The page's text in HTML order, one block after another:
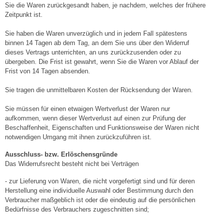
Sie die Waren zurückgesandt haben, je nachdem, welches der frühere
Zeitpunkt ist.
Sie haben die Waren unverzüglich und in jedem Fall spätestens
binnen 14 Tagen ab dem Tag, an dem Sie uns über den Widerruf
dieses Vertrags unterrichten, an uns zurückzusenden oder zu
übergeben. Die Frist ist gewahrt, wenn Sie die Waren vor Ablauf der
Frist von 14 Tagen absenden.
Sie tragen die unmittelbaren Kosten der Rücksendung der Waren.
Sie müssen für einen etwaigen Wertverlust der Waren nur
aufkommen, wenn dieser Wertverlust auf einen zur Prüfung der
Beschaffenheit, Eigenschaften und Funktionsweise der Waren nicht
notwendigen Umgang mit ihnen zurückzuführen ist.
Ausschluss- bzw. Erlöschensgründe
Das Widerrufsrecht besteht nicht bei Verträgen
- zur Lieferung von Waren, die nicht vorgefertigt sind und für deren
Herstellung eine individuelle Auswahl oder Bestimmung durch den
Verbraucher maßgeblich ist oder die eindeutig auf die persönlichen
Bedürfnisse des Verbrauchers zugeschnitten sind;